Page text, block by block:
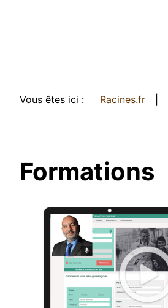
Vous êtes ici : Racines.fr
Formations